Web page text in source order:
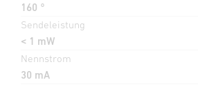
160 °
Sendeleistung
< 1 mW
Nennstrom
30 mA